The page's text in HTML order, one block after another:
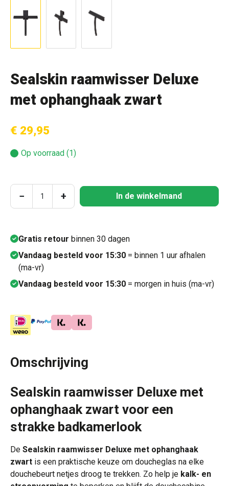
Sealskin raamwisser Deluxe
met ophanghaak zwart
€ 29,95
Op voorraad (1)
Producthoeveelheid: Voer de gewenste
− + In de winkelmand
Gratis retour binnen 30 dagen
Vandaag besteld voor 15:30 = binnen 1 uur afhalen
(ma-vr)
Vandaag besteld voor 15:30 = morgen in huis (ma-vr)
Omschrijving
Sealskin raamwisser Deluxe met
ophanghaak zwart voor een
strakke badkamerlook
De Sealskin raamwisser Deluxe met ophanghaak
zwart is een praktische keuze om doucheglas na elke
douchebeurt netjes droog te trekken. Zo help je kalk- en